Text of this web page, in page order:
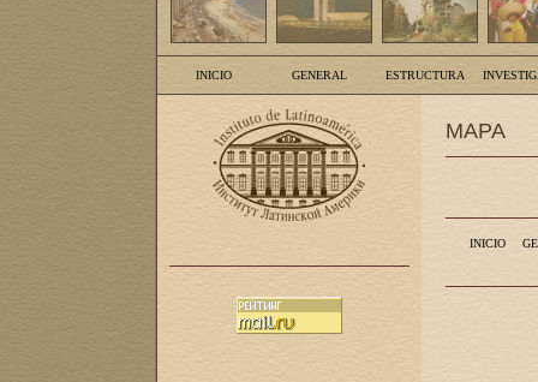
INICIO GENERAL ESTRUCTURA
MAPA
INICIO